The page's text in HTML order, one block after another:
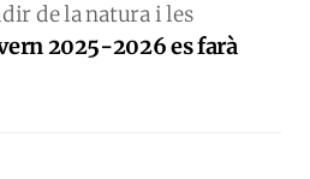
de la natura i les
2025-2026 es farà